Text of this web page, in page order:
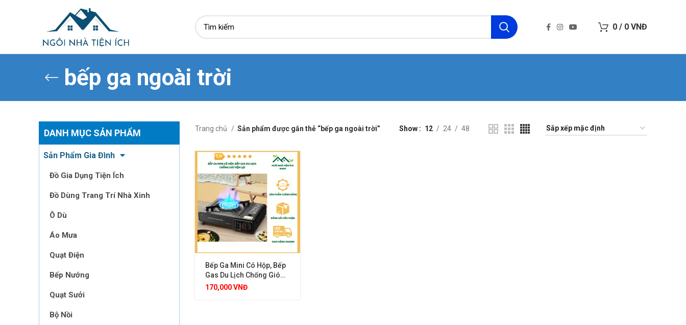
0 / 0 VNĐ
bếp ga ngoài trời
DANH MỤC SẢN PHẨM
Sản Phẩm Gia Đình
Đồ Gia Dụng Tiện Ích
Đồ Dùng Trang Trí Nhà Xinh
Ô Dù
Áo Mưa
Quạt Điện
Bếp Nướng
Quạt Sưởi
Bộ Nồi
Trang chủ Sản phẩm được gắn thẻ “bếp ga ngoài trời” Show 12 24 48
Bếp Ga Mini Có Hộp, Bếp
Gas Du Lịch Chống Gió
Tiện Lợi
170,000VNĐ